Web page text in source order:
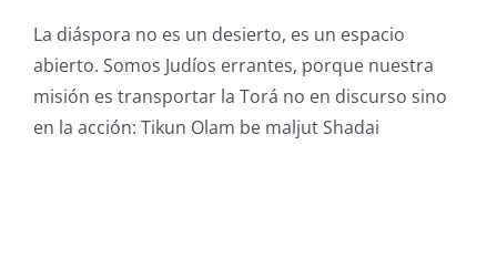
La diáspora no es un desierto, es un espacio
abierto. Somos Judíos errantes, porque nuestra
misión es transportar la Torá no en discurso sino
en la acción: Tikun Olam be maljut Shadai